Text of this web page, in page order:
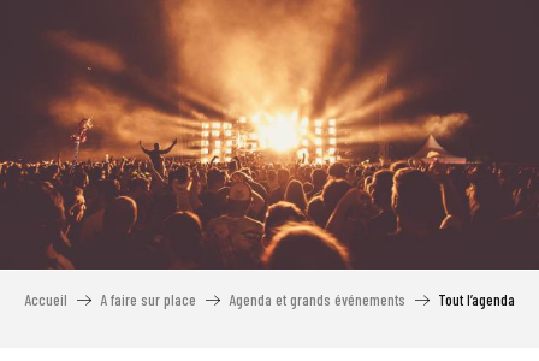
principal
Accueil A faire sur place Agenda et grands événements Tout l’agenda